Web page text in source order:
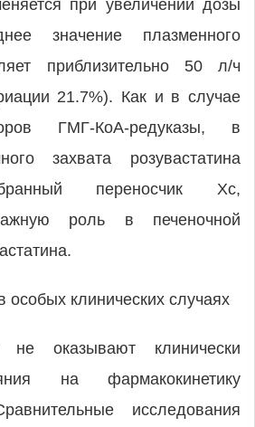
при увеличении дозы
значение плазменного
приблизительно 50 л/ч
21.7%). Как и в случае
ГМГ-КоА-редуказы, в
захвата розувастатина
переносчик Хс,
роль в печеночной
особых клинических случаях
оказывают клинически
на фармакокинетику
исследования